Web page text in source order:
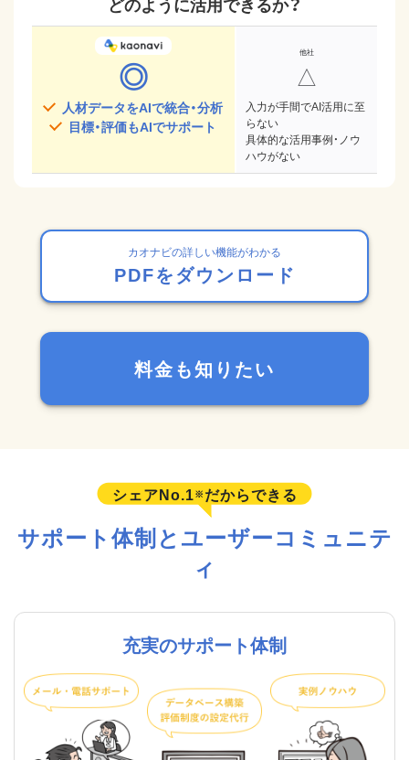
◎
人材データをAIで統合・分析
目標・評価もAIでサポート
△
入力が手間でAI活用に至
らない
具体的な活用事例・ノウ
ハウがない
カオナビの詳しい機能がわかる
PDFをダウンロード
料金も知りたい
シェアNo.1※ だからできる
サポート体制とユーザーコミュニテ
ィ
充実のサポート体制